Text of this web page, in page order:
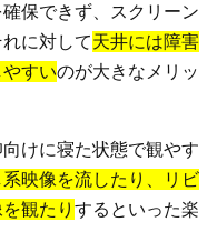
保できず、スクリーン
に対して天井には障害
すいのが大きなメリッ
けに寝た状態で観やす
映像を流したり、リビ
観たり するといった楽